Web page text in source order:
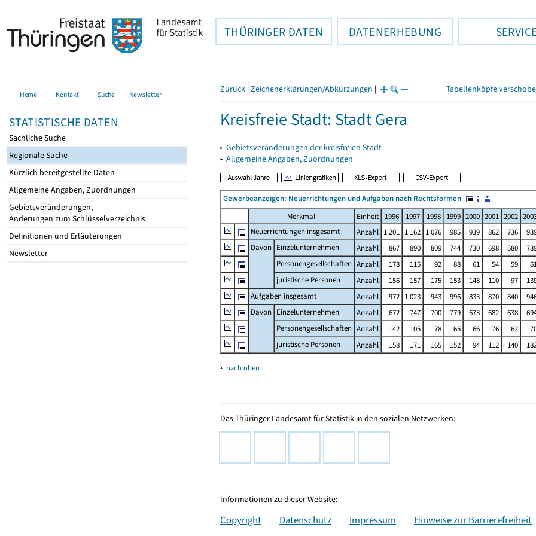
THÜRINGER DATEN DATENERHEBUNG
Home Kontakt Suche Newsletter
STATISTISCHE DATEN
Sachliche Suche
Regionale Suche
Kürzlich bereitgestellte Daten
Allgemeine Angaben, Zuordnungen
Gebietsveränderungen,
Änderungen zum Schlüsselverzeichnis
Definitionen und Erläuterungen
Newsletter
Zurück | Zeichenerklärungen/Abkürzungen | Tabellenköpfe
Kreisfreie Stadt: Stadt Gera
▸ Gebietsveränderungen der kreisfreien Stadt
▸ Allgemeine Angaben, Zuordnungen
Gewerbeanzeigen: Neuerrichtungen und Aufgaben nach Rechtsformen
Merkmal
Einheit 1996 1997 1998 1999 2000 2001 2002
Neuerrichtungen insgesamt
Anzahl 1 201 1 162 1 076 985 939 862 736
Davon Einzelunternehmen Anzahl 867 890 809 744 730 698 580
Personengesellschaften Anzahl 178 115 92 88 61 54 59
juristische Personen
Anzahl 156 157 175 153 148 110 97
Aufgaben insgesamt
Anzahl 972 1 023 943 996 833 870 840
Davon Einzelunternehmen Anzahl 672 747 700 779 673 682 638
Personengesellschaften Anzahl 142 105 78 65 66 76 62
juristische Personen
Anzahl 158 171 165 152 94 112 140
▴ nach oben
Das Thüringer Landesamt für Statistik in den sozialen Netzwerken:
Informationen zu dieser Website:
Copyright Datenschutz Impressum Hinweise zur Barrierefreiheit